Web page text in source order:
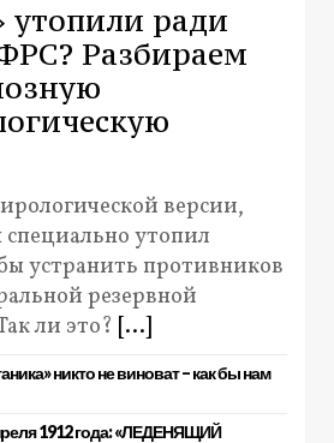
утопили ради
Разбираем
версии,
утопил
устранить противников
резервной
ли это? [...]
никто не виноват – как бы нам
1912 года: «ЛЕДЕНЯЩИЙ